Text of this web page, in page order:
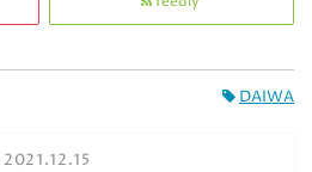
DAIWA
2021.12.15